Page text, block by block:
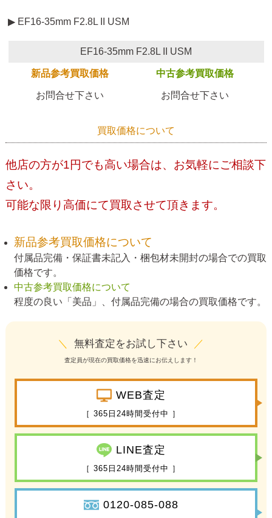
▶ EF16-35mm F2.8L II USM
EF16-35mm F2.8L II USM
新品参考買取価格 中古参考買取価格
お問合せ下さい お問合せ下さい
買取価格について
他店の方が1円でも高い場合は、お気軽にご相談下
さい。
可能な限り高価にて買取させて頂きます。
新品参考買取価格について
付属品完備・保証書未記入・梱包材未開封の場合での買取
価格です。
中古参考買取価格について
程度の良い「美品」、付属品完備の場合の買取価格です。
＼ 無料査定をお試し下さい ／
査定員が現在の買取価格を迅速にお伝えします！
WEB査定
［ 365日24時間受付中 ］
LINE査定
［ 365日24時間受付中 ］
0120-085-088